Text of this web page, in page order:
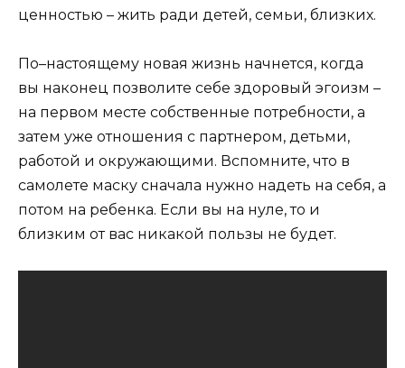
ценностью – жить ради детей, семьи, близких.
По–настоящему новая жизнь начнется, когда
вы наконец позволите себе здоровый эгоизм –
на первом месте собственные потребности, а
затем уже отношения с партнером, детьми,
работой и окружающими. Вспомните, что в
самолете маску сначала нужно надеть на себя, а
потом на ребенка. Если вы на нуле, то и
близким от вас никакой пользы не будет.